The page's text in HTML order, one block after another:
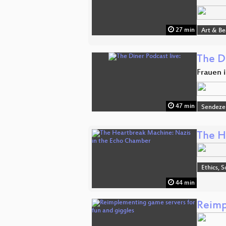
27 min Art &
47 min
The
Frauen
44 min
The
Ethics,